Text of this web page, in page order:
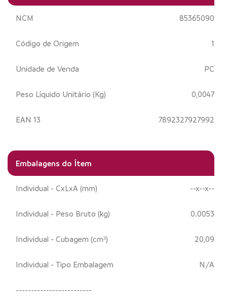
NCM 85365090
Código de Origem 1
Unidade de Venda PC
Peso Líquido Unitário (Kg) 0,0047
EAN 13 7892327927992
Embalagens do Ítem
Individual - CxLxA (mm) --x--x--
Individual - Peso Bruto (kg) 0.0053
Individual - Cubagem (cm³) 20,09
Individual - Tipo Embalagem N/A
-------------------------